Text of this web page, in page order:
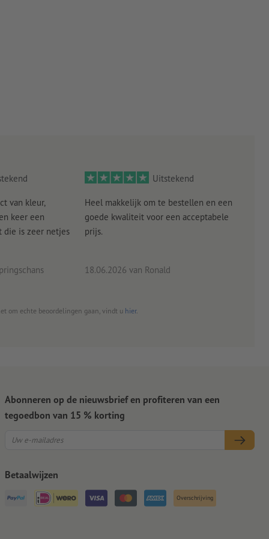
van kleur,
keer een
die is zeer netjes
Uitstekend
Heel makkelijk om te bestellen en een
goede kwaliteit voor een acceptabele
prijs.
18.06.2026 van Ronald
om echte beoordelingen gaan, vindt u hier.
Abonneren op de nieuwsbrief en profiteren van een
tegoedbon van 15 % korting
Betaalwijzen
Overschrijving